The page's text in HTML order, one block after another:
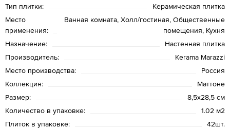
Тип плитки:
Керамическая плитка
Место
применения:
Ванная комната, Холл/гостиная, Общественные
помещения, Кухня
Назначение:
Настенная плитка
Производитель:
Kerama Marazzi
Место производства:
Россия
Коллекция:
Маттоне
Размер:
8,5х28,5 см
Количество в упаковке:
1.02 м2
Плиток в упаковке:
42шт.